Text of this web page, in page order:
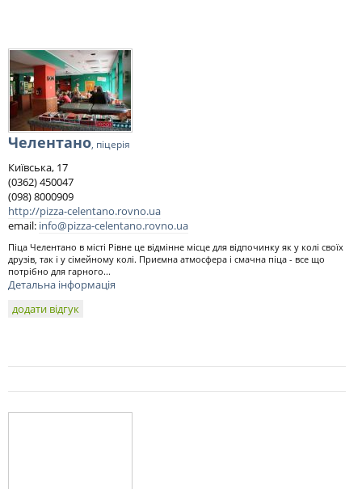
Челентано, піцерія
Київська, 17
(0362) 450047
(098) 8000909
http://pizza-celentano.rovno.ua
email: info@pizza-celentano.rovno.ua
Піца Челентано в місті Рівне це відмінне місце для відпочинку як у колі своїх
друзів, так і у сімейному колі. Приємна атмосфера і смачна піца - все що
потрібно для гарного...
Детальна інформація
додати відгук